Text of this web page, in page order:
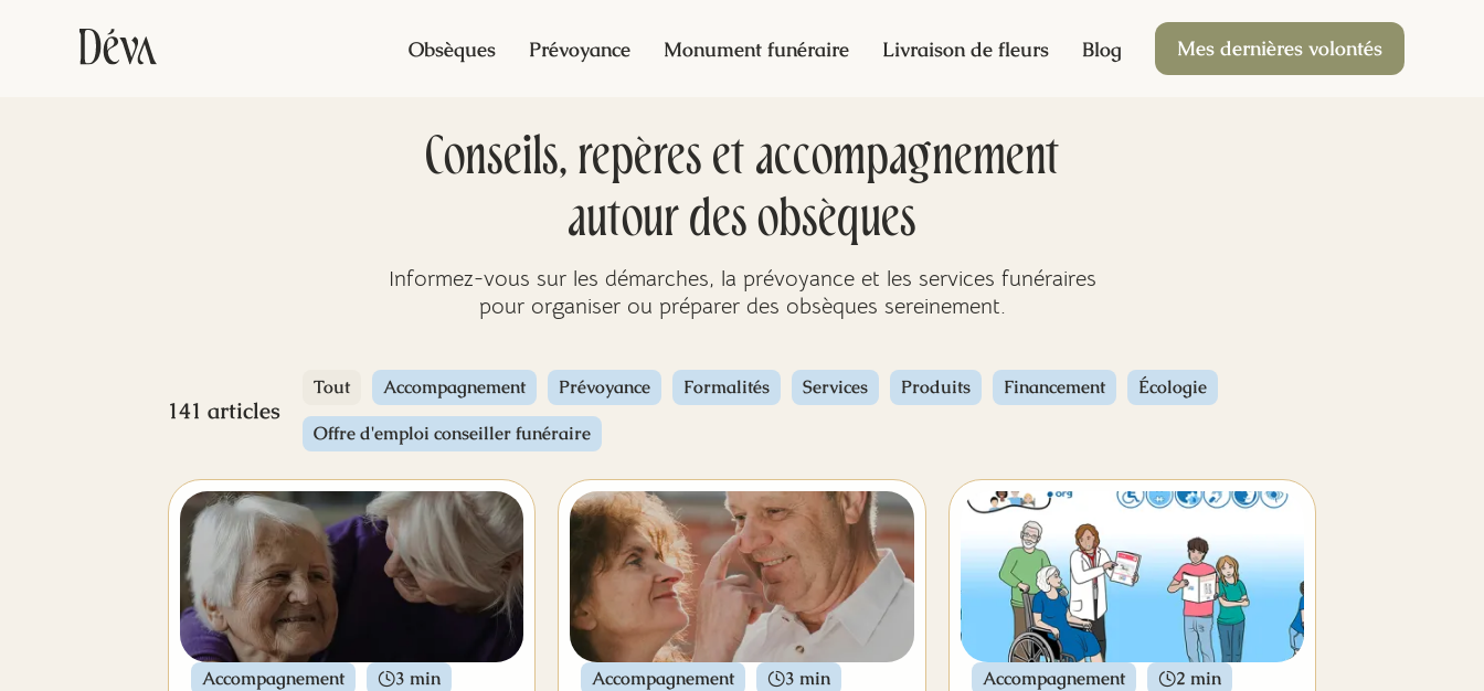
Obsèques Prévoyance Monument funéraire Livraison de fleurs Blog Mes dernières volontés
Conseils, repères et accompagnement
autour des obsèques
Informez-vous sur les démarches, la prévoyance et les services funéraires
pour organiser ou préparer des obsèques sereinement.
141 articles
Tout Accompagnement Prévoyance Formalités Services Produits Financement
Écologie
Offre d'emploi conseiller funéraire
Accompagnement 3 min Accompagnement 3 min Accompagnement 2 min